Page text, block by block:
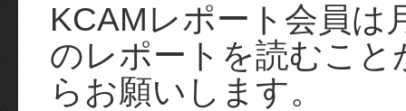
KCAMレポート会員は
のレポートを読むこ
らお願いします。